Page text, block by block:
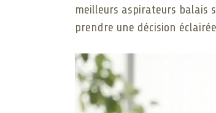
meilleurs aspirateurs balais
prendre une décision